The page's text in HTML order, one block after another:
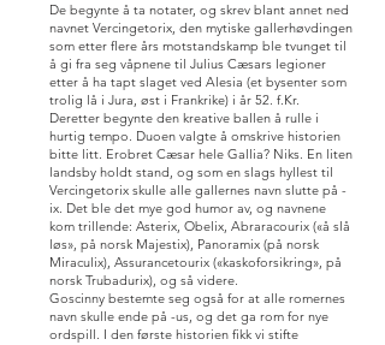
De begynte å ta notater, og skrev blant annet ned
navnet Vercingetorix, den mytiske gallerhøvdingen
som etter flere års motstandskamp ble tvunget til
å gi fra seg våpnene til Julius Cæsars legioner
etter å ha tapt slaget ved Alesia (et bysenter som
trolig lå i Jura, øst i Frankrike) i år 52. f.Kr.
Deretter begynte den kreative ballen å rulle i
hurtig tempo. Duoen valgte å omskrive historien
bitte litt. Erobret Cæsar hele Gallia? Niks. En liten
landsby holdt stand, og som en slags hyllest til
Vercingetorix skulle alle gallernes navn slutte på -
ix. Det ble det mye god humor av, og navnene
kom trillende: Asterix, Obelix, Abraracourix («å slå
løs», på norsk Majestix), Panoramix (på norsk
Miraculix), Assurancetourix («kaskoforsikring», på
norsk Trubadurix), og så videre.
Goscinny bestemte seg også for at alle romernes
navn skulle ende på -us, og det ga rom for nye
ordspill. I den første historien fikk vi stifte